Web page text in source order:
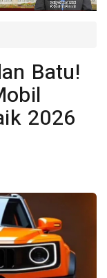
Batu!
2026